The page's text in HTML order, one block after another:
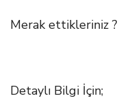
Merak ettikleriniz ?
Detaylı Bilgi İçin;